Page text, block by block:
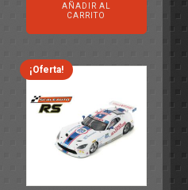
original
era:
82,40€.
es:
59,95€.
AÑADIR AL
CARRITO
¡Oferta!